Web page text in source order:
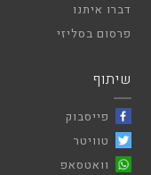
דברו איתנו
פרסום בסליזי
שיתוף
פייסבוק
טוויטר
וואטסאפ